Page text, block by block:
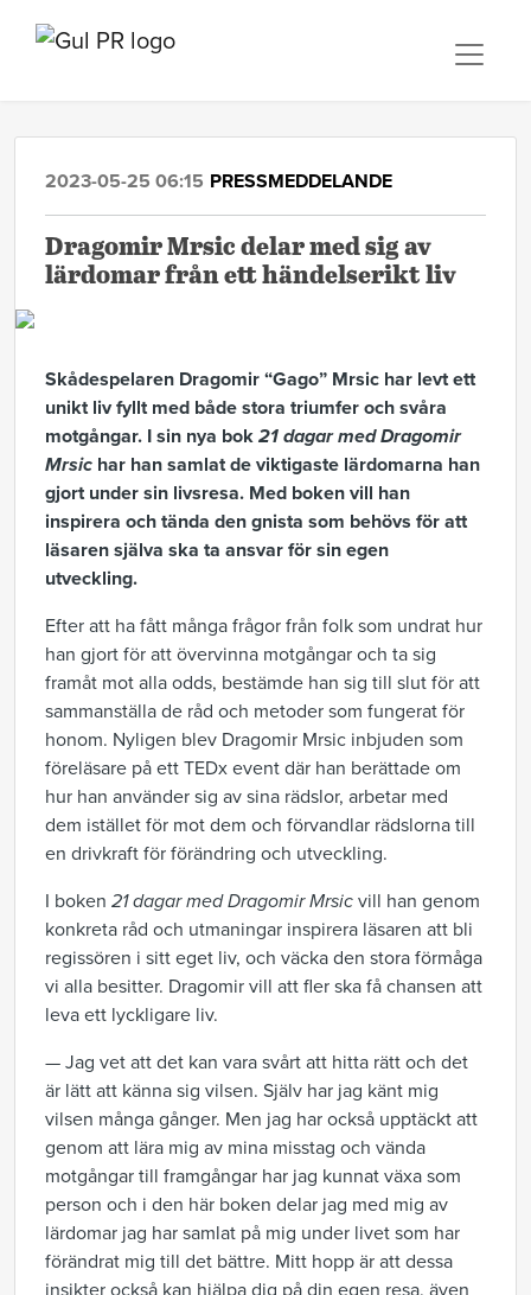
2023-05-25 06:15 PRESSMEDDELANDE
Dragomir Mrsic delar med sig av
lärdomar från ett händelserikt liv
Skådespelaren Dragomir “Gago” Mrsic har levt ett
unikt liv fyllt med både stora triumfer och svåra
motgångar. I sin nya bok 21 dagar med Dragomir
Mrsic har han samlat de viktigaste lärdomarna han
gjort under sin livsresa. Med boken vill han
inspirera och tända den gnista som behövs för att
läsaren själva ska ta ansvar för sin egen
utveckling.
Efter att ha fått många frågor från folk som undrat hur
han gjort för att övervinna motgångar och ta sig
framåt mot alla odds, bestämde han sig till slut för att
sammanställa de råd och metoder som fungerat för
honom. Nyligen blev Dragomir Mrsic inbjuden som
föreläsare på ett TEDx event där han berättade om
hur han använder sig av sina rädslor, arbetar med
dem istället för mot dem och förvandlar rädslorna till
en drivkraft för förändring och utveckling.
I boken 21 dagar med Dragomir Mrsic vill han genom
konkreta råd och utmaningar inspirera läsaren att bli
regissören i sitt eget liv, och väcka den stora förmåga
vi alla besitter. Dragomir vill att fler ska få chansen att
leva ett lyckligare liv.
— Jag vet att det kan vara svårt att hitta rätt och det
är lätt att känna sig vilsen. Själv har jag känt mig
vilsen många gånger. Men jag har också upptäckt att
genom att lära mig av mina misstag och vända
motgångar till framgångar har jag kunnat växa som
person och i den här boken delar jag med mig av
lärdomar jag har samlat på mig under livet som har
förändrat mig till det bättre. Mitt hopp är att dessa
insikter också kan hjälpa dig på din egen resa, även